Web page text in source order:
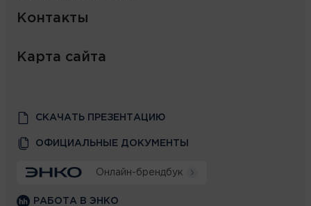
Контакты
Карта сайта
СКАЧАТЬ ПРЕЗЕНТАЦИЮ
ОФИЦИАЛЬНЫЕ ДОКУМЕНТЫ
Онлайн-брендбук
РАБОТА В ЭНКО